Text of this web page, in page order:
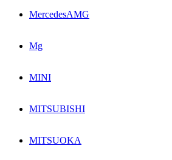
MercedesAMG
Mg
MINI
MITSUBISHI
MITSUOKA